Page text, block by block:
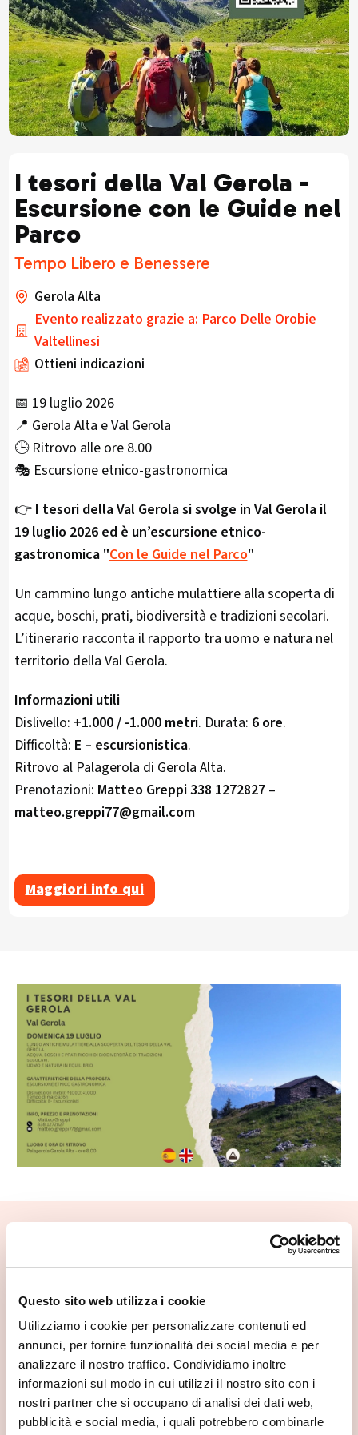
Questo sito web utilizza i cookie
Utilizziamo i cookie per personalizzare contenuti ed
annunci, per fornire funzionalità dei social media e per
analizzare il nostro traffico. Condividiamo inoltre
informazioni sul modo in cui utilizzi il nostro sito con i
nostri partner che si occupano di analisi dei dati web,
pubblicità e social media, i quali potrebbero combinarle
I tesori della Val Gerola -
Escursione con le Guide nel
Parco
Tempo Libero e Benessere
Gerola Alta
Evento realizzato grazie a: Parco Delle Orobie
Valtellinesi
Ottieni indicazioni
📅 19 luglio 2026
📍 Gerola Alta e Val Gerola
🕒 Ritrovo alle ore 8.00
🎭 Escursione etnico-gastronomica
👉 I tesori della Val Gerola si svolge in Val Gerola il
19 luglio 2026 ed è un’escursione etnico-
gastronomica "Con le Guide nel Parco"
Un cammino lungo antiche mulattiere alla scoperta di
acque, boschi, prati, biodiversità e tradizioni secolari.
L’itinerario racconta il rapporto tra uomo e natura nel
territorio della Val Gerola.
Informazioni utili
Dislivello: +1.000 / -1.000 metri. Durata: 6 ore.
Difficoltà: E – escursionistica.
Ritrovo al Palagerola di Gerola Alta.
Prenotazioni: Matteo Greppi 338 1272827–
matteo.greppi77@gmail.com
Maggiori info qui
📍 Cosa vedere nei dintorni
spunti utili.